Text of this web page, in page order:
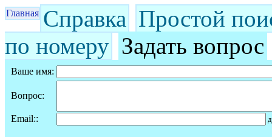
Главная Справка Простой
по номеру Задать вопрос
Ваше имя:
Вопрос:
Email::